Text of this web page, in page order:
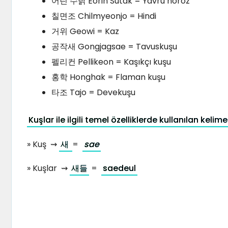
칠면조 Chilmyeonjo = Hindi
거위 Geowi = Kaz
공작새 Gongjagsae = Tavuskuşu
펠리컨 Pellikeon = Kaşıkçı kuşu
홍학 Honghak = Flaman kuşu
타조 Tajo = Devekuşu
Kuşlar ile ilgili temel özelliklerde kullanılan
» Kuş ⇝ 새 = sae
» Kuşlar ⇝ 새들 = saedeul